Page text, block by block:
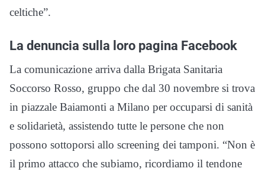
celtiche”.
La denuncia sulla loro pagina Facebook
La comunicazione arriva dalla Brigata Sanitaria
Soccorso Rosso, gruppo che dal 30 novembre si trova
in piazzale Baiamonti a Milano per occuparsi di sanità
e solidarietà, assistendo tutte le persone che non
possono sottoporsi allo screening dei tamponi. “Non è
il primo attacco che subiamo, ricordiamo il tendone